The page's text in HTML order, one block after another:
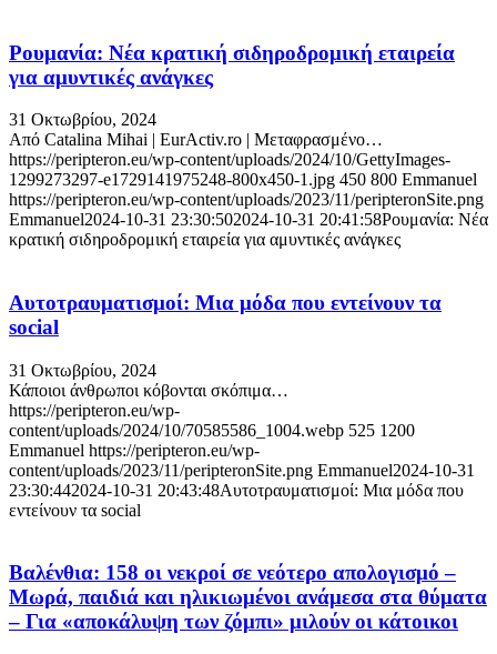
Ρουμανία: Νέα κρατική σιδηροδρομική εταιρεία
για αμυντικές ανάγκες
31 Οκτωβρίου, 2024
Από Catalina Mihai | EurActiv.ro | Μεταφρασμένο…
https://peripteron.eu/wp-content/uploads/2024/10/GettyImages-
1299273297-e1729141975248-800x450-1.jpg 450 800 Emmanuel
https://peripteron.eu/wp-content/uploads/2023/11/peripteronSite.png
Emmanuel2024-10-31 23:30:502024-10-31 20:41:58Ρουμανία: Νέα
κρατική σιδηροδρομική εταιρεία για αμυντικές ανάγκες
Αυτοτραυματισμοί: Μια μόδα που εντείνουν τα
social
31 Οκτωβρίου, 2024
Κάποιοι άνθρωποι κόβονται σκόπιμα…
https://peripteron.eu/wp-
content/uploads/2024/10/70585586_1004.webp 525 1200
Emmanuel https://peripteron.eu/wp-
content/uploads/2023/11/peripteronSite.png Emmanuel2024-10-31
23:30:442024-10-31 20:43:48Αυτοτραυματισμοί: Μια μόδα που
εντείνουν τα social
Βαλένθια: 158 οι νεκροί σε νεότερο απολογισμό –
Μωρά, παιδιά και ηλικιωμένοι ανάμεσα στα θύματα
– Για «αποκάλυψη των ζόμπι» μιλούν οι κάτοικοι